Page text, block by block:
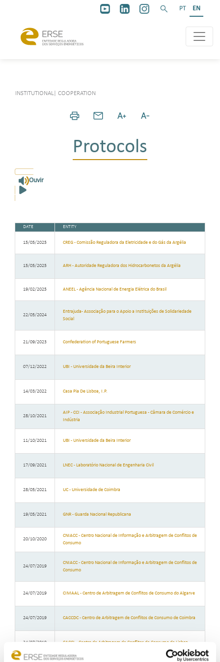
PT EN
INSTITUTIONAL| COOPERATION
Protocols
Ouvir
DATE ENTITY
15/05/2025 CREG - Comissão Reguladora da Eletricidade e do Gás da Argélia
15/05/2025 ARH - Autoridade Reguladora dos Hidrocarbonetos da Argélia
19/02/2025 ANEEL - Agência Nacional de Energia Elétrica do Brasil
22/05/2024
Entrajuda- Associação para o Apoio a Instituições de Solidariedade
Social
21/09/2023 Confederation of Portuguese Farmers
07/12/2022 UBI - Universidade da Beira Interior
14/03/2022 Casa Pia De Lisboa, I.P.
28/10/2021
AIP - CCI - Associação Industrial Portuguesa - Câmara de Comércio e
Indústria
11/10/2021 UBI - Universidade da Beira Interior
17/09/2021 LNEC - Laboratório Nacional de Engenharia Civil
28/05/2021 UC - Universidade de Coimbra
19/05/2021 GNR - Guarda Nacional Republicana
20/10/2020
CNIACC - Centro Nacional de Informação e Arbitragem de Conflitos de
Consumo
24/07/2019
CNIACC - Centro Nacional de Informação e Arbitragem de Conflitos de
Consumo
24/07/2019 CIMAAL - Centro de Arbitragem de Conflitos de Consumo do Algarve
24/07/2019 CACCDC - Centro de Arbitragem de Conflitos de Consumo de Coimbra
24/07/2019 CACCL - Centro de Arbitragem de Conflitos de Consumo de Lisboa